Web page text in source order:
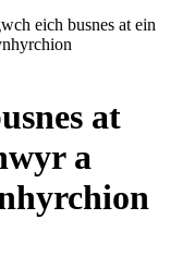
eich busnes at ein
at
a